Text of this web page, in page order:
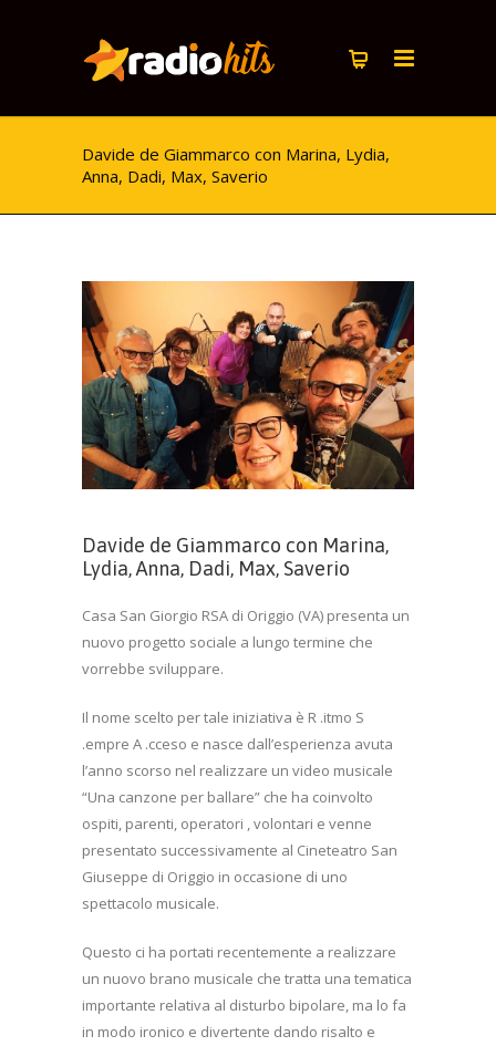
Davide de Giammarco con Marina, Lydia,
Anna, Dadi, Max, Saverio
Davide de Giammarco con Marina,
Lydia, Anna, Dadi, Max, Saverio
Casa San Giorgio RSA di Origgio (VA) presenta un
nuovo progetto sociale a lungo termine che
vorrebbe sviluppare.
Il nome scelto per tale iniziativa è R .itmo S
.empre A .cceso e nasce dall’esperienza avuta
l’anno scorso nel realizzare un video musicale
“Una canzone per ballare” che ha coinvolto
ospiti, parenti, operatori , volontari e venne
presentato successivamente al Cineteatro San
Giuseppe di Origgio in occasione di uno
spettacolo musicale.
Questo ci ha portati recentemente a realizzare
un nuovo brano musicale che tratta una tematica
importante relativa al disturbo bipolare, ma lo fa
in modo ironico e divertente dando risalto e